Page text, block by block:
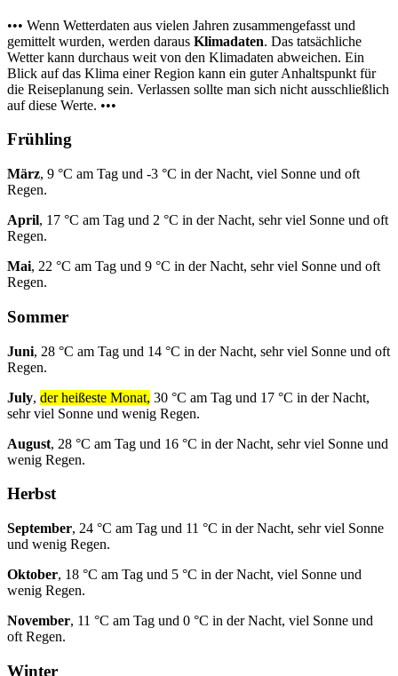
••• Wenn Wetterdaten aus vielen Jahren zusammengefasst und
gemittelt wurden, werden daraus Klimadaten. Das tatsächliche
Wetter kann durchaus weit von den Klimadaten abweichen. Ein
Blick auf das Klima einer Region kann ein guter Anhaltspunkt für
die Reiseplanung sein. Verlassen sollte man sich nicht ausschließlich
auf diese Werte. •••
Frühling
März, 9 °C am Tag und -3 °C in der Nacht, viel Sonne und oft
Regen.
April, 17 °C am Tag und 2 °C in der Nacht, sehr viel Sonne und oft
Regen.
Mai, 22 °C am Tag und 9 °C in der Nacht, sehr viel Sonne und oft
Regen.
Sommer
Juni, 28 °C am Tag und 14 °C in der Nacht, sehr viel Sonne und oft
Regen.
July, der heißeste Monat, 30 °C am Tag und 17 °C in der Nacht,
sehr viel Sonne und wenig Regen.
August, 28 °C am Tag und 16 °C in der Nacht, sehr viel Sonne und
wenig Regen.
Herbst
September, 24 °C am Tag und 11 °C in der Nacht, sehr viel Sonne
und wenig Regen.
Oktober, 18 °C am Tag und 5 °C in der Nacht, viel Sonne und
wenig Regen.
November, 11 °C am Tag und 0 °C in der Nacht, viel Sonne und
oft Regen.
Winter